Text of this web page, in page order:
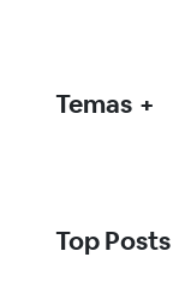
Temas
Top Posts